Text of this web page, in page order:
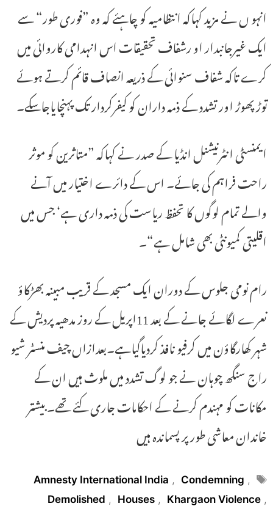
انہو ں نے مزید کہاکہ انتظامیہ کو چاہئے کہ وہ ”فوری طور“ سے
ایک غیرجانبدار او رشفاف تحقیقات اس انہدامی کاروائی میں
کرے تاکہ شفاف سنوائی کے ذریعہ انصاف قائم کرتے ہوئے
توڑ پھوڑ اور تشدد کے ذمہ داران کو کیفرکردار تک پہنچایاجاسکے۔
ایمنسٹی انٹرنیشنل انڈیا کے صدر نے کہاکہ ”متاثرین کو موثر
راحت فراہم کی جائے۔ اس کے دائرے اختیار میں آنے
والے تمام لوگوں کا تحفظ ریاست کی ذمہ داری ہے‘ جس میں
اقلیتی کمیونٹی بھی شامل ہے“۔
رام نومی جلوس کے دوران ایک مسجد کے قریب مبینہ بھڑکاؤ
نعرے لگائے جانے کے بعد 11اپریل کے روز مدھیہ پردیش کے
شہر کھارگاؤن میں کرفیو نافذ کردیاگیاہے۔بعدازاں چیف منسٹر شیو
راج سنگھ چوہان نے جو لوگ تشدد میں ملوث ہیں ان کے
مکانات کو مہندم کرنے کے احکامات جاری کئے تھے۔بیشتر
خاندان معاشی طور پر پسماندہ ہیں
Tags
Amnesty International India , Condemning ,
Demolished , Houses , Khargaon Violence ,